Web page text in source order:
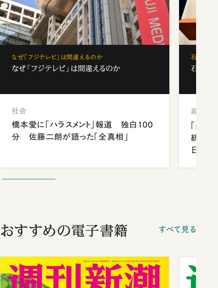
なぜ「フジテレビ」は間違えるのか
なぜ「フジテレビ」は間違えるのか
社会
橋本愛に「ハラスメント」報道 独白100
分 佐藤二朗が語った「全真相」
石破茂、
石破茂
政治
「楽し
統領と
日米
おすすめの電子書籍 すべて見る